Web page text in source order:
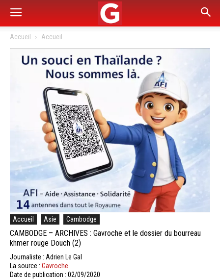
Accueil Accueil
Accueil Asie Cambodge
CAMBODGE – ARCHIVES : Gavroche et le dossier du bourreau
khmer rouge Douch (2)
Journaliste : Adrien Le Gal
La source : Gavroche
Date de publication : 02/09/2020